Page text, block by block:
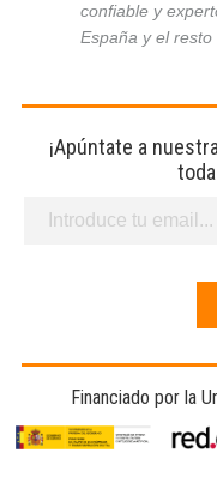
confiable y
España y el resto
¡Apúntate a
Financiado por la